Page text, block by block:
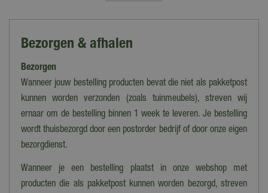
Puzzels
Leeftijd
12+
Breedte
Aantal stukjes
Bezorgen & afhalen
Bezorgen
Wanneer jouw bestelling producten bevat die niet als pakketpost
kunnen worden verzonden (zoals tuinmeubels), streven wij
ernaar om de bestelling binnen 1 week te leveren. Je bestelling
wordt thuisbezorgd door een postorder bedrijf of door onze eigen
bezorgdienst.
Wanneer je een bestelling plaatst in onze webshop met
producten die als pakketpost kunnen worden bezorgd, streven